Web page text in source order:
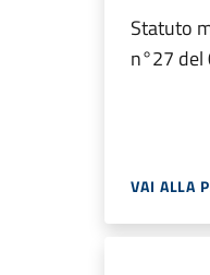
Statuto
n°27
VAI ALLA